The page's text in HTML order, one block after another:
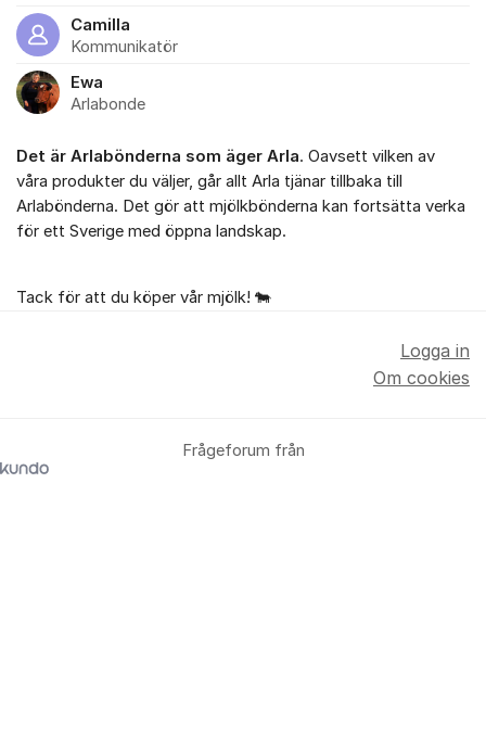
Camilla
Kommunikatör
Ewa
Arlabonde
Det är Arlabönderna som äger Arla. Oavsett vilken av
våra produkter du väljer, går allt Arla tjänar tillbaka till
Arlabönderna. Det gör att mjölkbönderna kan fortsätta verka
för ett Sverige med öppna landskap.
Tack för att du köper vår mjölk! 🐄
Frågeforum från
Logga in
Om cookies